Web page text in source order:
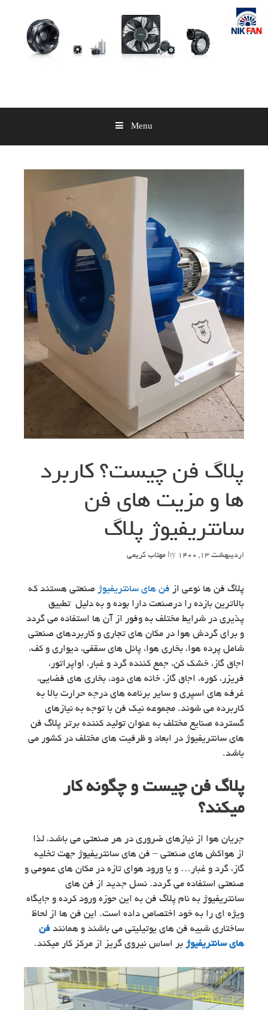
Skip
content
Menu
پلاگ فن چیست؟ کاربرد
ها و مزیت های فن
سانتریفیوژ پلاگ
اردیبهشت 13, 1400 by مهتاب کریمی
پلاگ فن ها نوعی از فن های سانتریفیوژ صنعتی هستند که
بالاترین بازده را درصنعت دارا بوده و به دلیل تطبیق
پذیری در شرایط مختلف به وفور از آن ها استفاده می گردد
و برای گردش هوا در مکان های تجاری و کاربردهای صنعتی
شامل پرده هوا، بخاری هوا، پانل های سقفی، دیواری و کف،
اجاق گاز، خشک کن، جمع کننده گرد و غبار، اواپراتور،
فریزر، کوره، اجاق گاز، خانه های دود، بخاری های فضایی،
غرفه های اسپری و سایر برنامه های درجه حرارت بالا به
کاربرده می شوند. مجموعه نیک فن با توجه به نیازهای
گسترده صنایع مختلف به عنوان تولید کننده برتر پلاگ فن
های سانتریفیوژ در ابعاد و ظرفیت های مختلف در کشور می
باشد.
پلاگ فن چیست و چگونه کار
میکند؟
جریان هوا از نیازهای ضروری در هر صنعتی می باشد، لذا
از هواکش های صنعتی – فن های سانتریفیوژ جهت تخلیه
گاز، گرد و غبار… و یا ورود هوای تازه در مکان های عمومی و
صنعتی استفاده می گردد. نسل جدید از فن های
سانتریفیوژ به نام پلاگ فن به این حوزه ورود کرده و جایگاه
ویژه ای را به خود اختصاص داده است. این فن ها از لحاظ
ساختاری شبیه فن های یوتیلیتی می باشند و همانند فن
های سانتریفیوژ بر اساس نیروی گریز از مرکز کار میکند.